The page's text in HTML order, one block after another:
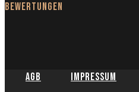
Bewertungen
AGB Impressum